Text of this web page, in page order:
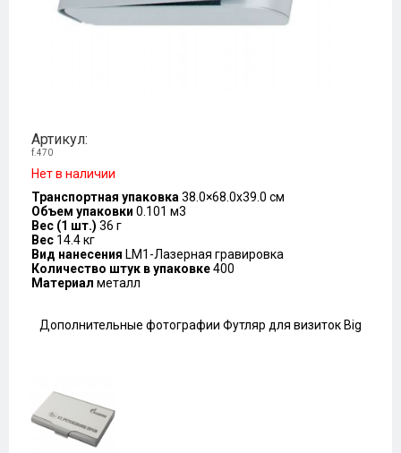
Артикул:
f.470
Нет в наличии
Транспортная упаковка38.0×68.0x39.0 см
Объем упаковки 0.101 м3
Вес (1 шт.) 36 г
Вес 14.4 кг
Вид нанесения LM1-Лазерная гравировка
Количество штук в упаковке400
Материал металл
Дополнительные фотографии Футляр для визиток Big